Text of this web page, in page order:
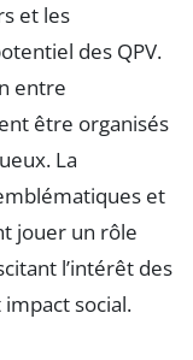
et les
des QPV.
entre
être organisés
La
et
jouer un rôle
l’intérêt des
social.